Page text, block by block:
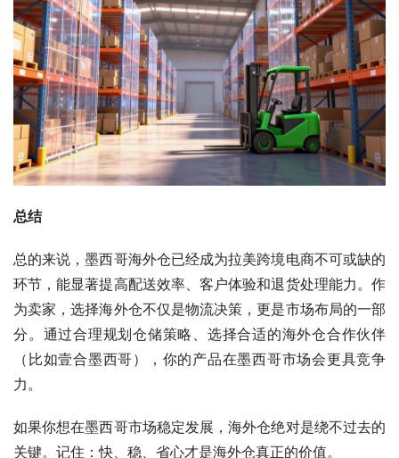
总结
总的来说，墨西哥海外仓已经成为拉美跨境电商不可或缺的
环节，能显著提高配送效率、客户体验和退货处理能力。作
为卖家，选择海外仓不仅是物流决策，更是市场布局的一部
分。通过合理规划仓储策略、选择合适的海外仓合作伙伴
（比如壹合墨西哥），你的产品在墨西哥市场会更具竞争
力。
如果你想在墨西哥市场稳定发展，海外仓绝对是绕不过去的
关键。记住：快、稳、省心才是海外仓真正的价值。